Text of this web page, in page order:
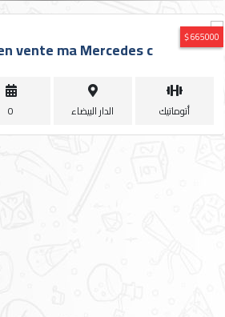
أرقام
مميزة
مراكز
الصيانة
665000 $
vente ma Mercedes c
أتوماتيك الدار البيضاء 0